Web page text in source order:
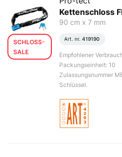
SCHLOSS-
SALE
Kettenschloss
90 cm x 7 mm
Art. nr. 419190
Empfohlener
Packungseinheit: 10
Zulassungsnummer
Schlüssel.